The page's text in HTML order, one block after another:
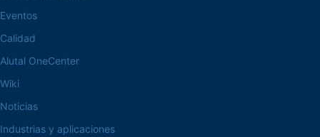
Eventos
Calidad
Alutal OneCenter
Wiki
Noticias
Industrias y aplicaciones